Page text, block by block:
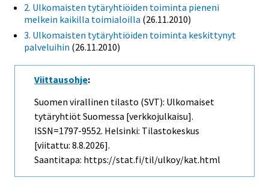
2. Ulkomaisten tytäryhtiöiden toiminta pieneni
melkein kaikilla toimialoilla (26.11.2010)
3. Ulkomaisten tytäryhtiöiden toiminta keskittynyt
palveluihin (26.11.2010)
Viittausohje:
Suomen virallinen tilasto (SVT): Ulkomaiset
tytäryhtiöt Suomessa [verkkojulkaisu].
ISSN=1797-9552. Helsinki: Tilastokeskus
[viitattu: 8.8.2026].
Saantitapa: https://stat.fi/til/ulkoy/kat.html